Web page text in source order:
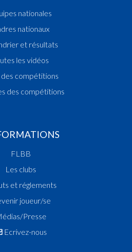
nationales
nationaux
et résultats
les vidéos
des compétitions
des compétitions
FLBB
Les clubs
et réglements
joueur/se
Presse
Ecrivez-nous